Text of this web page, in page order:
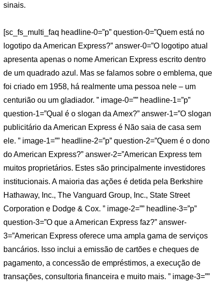
sinais.
[sc_fs_multi_faq headline-0=”p” question-0=”Quem está no
logotipo da American Express?” answer-0=”O logotipo atual
apresenta apenas o nome American Express escrito dentro
de um quadrado azul. Mas se falamos sobre o emblema, que
foi criado em 1958, há realmente uma pessoa nele – um
centurião ou um gladiador. ” image-0=”” headline-1=”p”
question-1=”Qual é o slogan da Amex?” answer-1=”O slogan
publicitário da American Express é Não saia de casa sem
ele. ” image-1=”” headline-2=”p” question-2=”Quem é o dono
do American Express?” answer-2=”American Express tem
muitos proprietários. Estes são principalmente investidores
institucionais. A maioria das ações é detida pela Berkshire
Hathaway, Inc., The Vanguard Group, Inc., State Street
Corporation e Dodge & Cox. ” image-2=”” headline-3=”p”
question-3=”O que a American Express faz?” answer-
3=”American Express oferece uma ampla gama de serviços
bancários. Isso inclui a emissão de cartões e cheques de
pagamento, a concessão de empréstimos, a execução de
transações, consultoria financeira e muito mais. ” image-3=””